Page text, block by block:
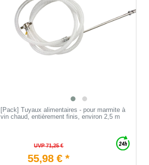
[Pack] Tuyaux alimentaires - pour marmite à
vin chaud, entièrement finis, environ 2,5 m
UVP 71,25 €
55,98 € *